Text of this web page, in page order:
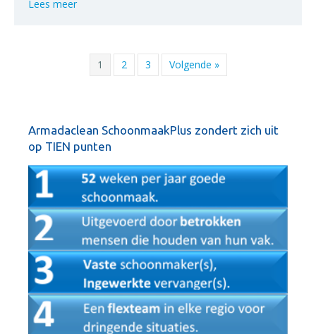
Lees meerabout Schoonmaak en geuren op kantoor: wat
1 2 3 Volgende »
Armadaclean SchoonmaakPlus zondert zich uit
op TIEN punten